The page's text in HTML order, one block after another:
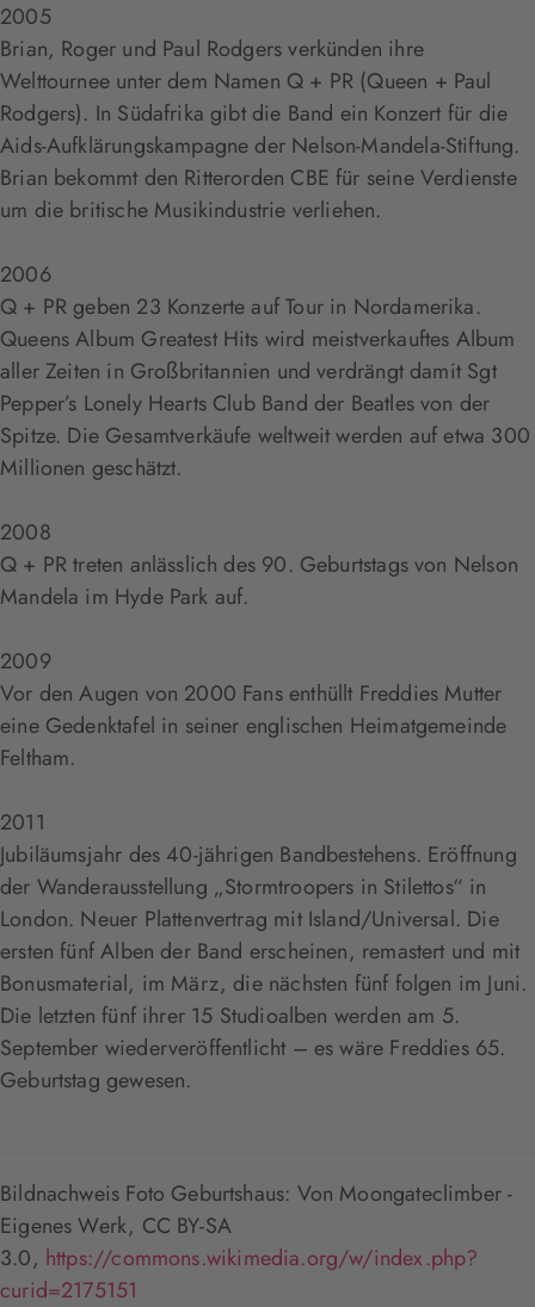
2005
Brian, Roger und Paul Rodgers verkünden ihre
Welttournee unter dem Namen Q + PR (Queen + Paul
Rodgers). In Südafrika gibt die Band ein Konzert für die
Aids-Aufklärungskampagne der Nelson-Mandela-Stiftung.
Brian bekommt den Ritterorden CBE für seine Verdienste
um die britische Musikindustrie verliehen.
2006
Q + PR geben 23 Konzerte auf Tour in Nordamerika.
Queens Album Greatest Hits wird meistverkauftes Album
aller Zeiten in Großbritannien und verdrängt damit Sgt
Pepper’s Lonely Hearts Club Band der Beatles von der
Spitze. Die Gesamtverkäufe weltweit werden auf etwa 300
Millionen geschätzt.
2008
Q + PR treten anlässlich des 90. Geburtstags von Nelson
Mandela im Hyde Park auf.
2009
Vor den Augen von 2000 Fans enthüllt Freddies Mutter
eine Gedenktafel in seiner englischen Heimatgemeinde
Feltham.
2011
Jubiläumsjahr des 40-jährigen Bandbestehens. Eröffnung
der Wanderausstellung „Stormtroopers in Stilettos“ in
London. Neuer Plattenvertrag mit Island/Universal. Die
ersten fünf Alben der Band erscheinen, remastert und mit
Bonusmaterial, im März, die nächsten fünf folgen im Juni.
Die letzten fünf ihrer 15 Studioalben werden am 5.
September wiederveröffentlicht – es wäre Freddies 65.
Geburtstag gewesen.
Bildnachweis Foto Geburtshaus: Von Moongateclimber -
Eigenes Werk, CC BY-SA
3.0, https://commons.wikimedia.org/w/index.php?
curid=2175151